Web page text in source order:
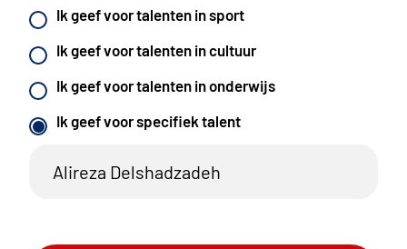
Ik geef voor talenten in sport
Ik geef voor talenten in cultuur
Ik geef voor talenten in onderwijs
Ik geef voor specifiek talent